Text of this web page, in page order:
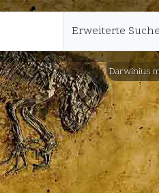
Erweiterte Suche
Darwinius